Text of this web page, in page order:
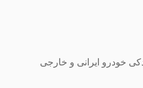
خودرو ایرانی و خارجی